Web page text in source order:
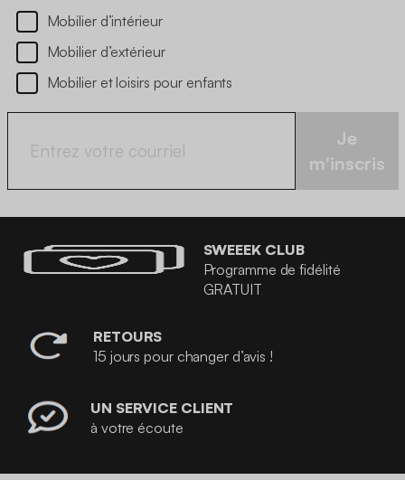
Mobilier d’intérieur
Mobilier d’extérieur
Mobilier et loisirs pour enfants
Je
m'inscris
SWEEEK CLUB
Programme de fidélité
GRATUIT
RETOURS
15 jours pour changer d’avis !
UN SERVICE CLIENT
à votre écoute